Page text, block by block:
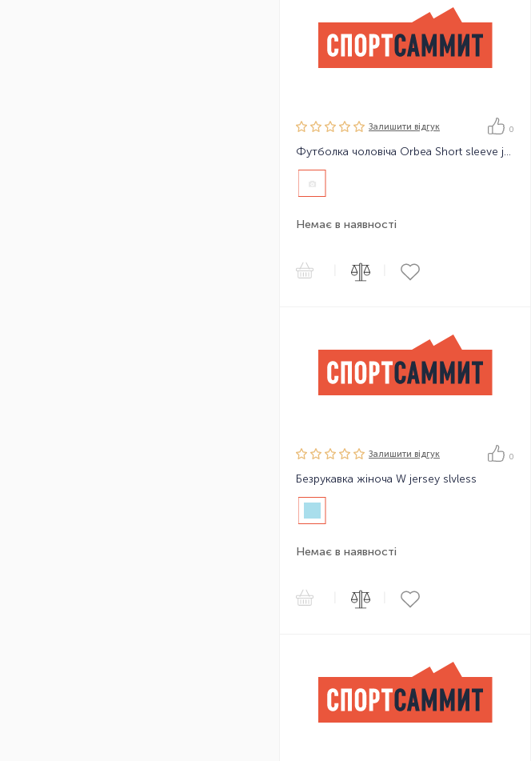
Залишити вiдгук 0
Футболка чоловіча Orbea Short sleeve jersey perform
Немає в наявності
Залишити вiдгук 0
Безрукавка жіноча W jersey slvless
Немає в наявності